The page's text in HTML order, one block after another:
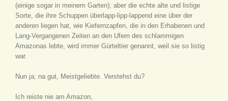
(einige sogar in meinem Garten); aber die echte alte und listige
Sorte, die ihre Schuppen überlapp-lipp-lappend eine über der
anderen liegen hat, wie Kiefernzapfen, die in den Erhabenen und
Lang-Vergangenen Zeiten an den Ufern des schlammigen
Amazonas lebte, wird immer Gürteltier genannt, weil sie so listig
war.
Nun ja; na gut, Meistgeliebte. Verstehst du?
Ich reiste nie am Amazon,